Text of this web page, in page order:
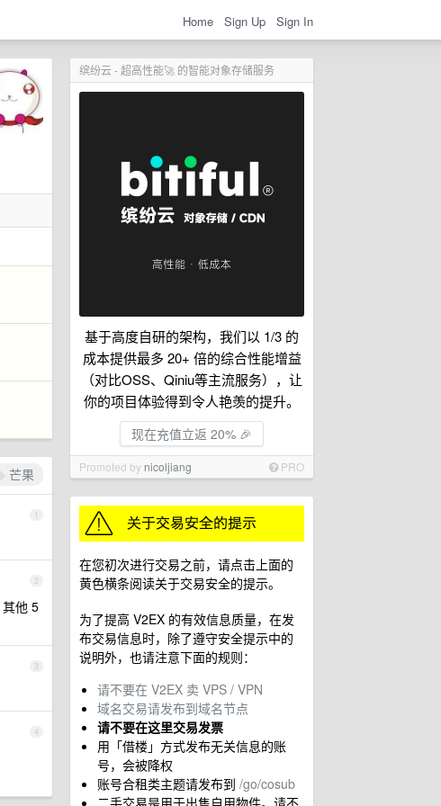
Home Sign Up Sign In
缤纷云 - 超高性能🚀 的智能对象存储服务
基于高度自研的架构，我们以 1/3 的
成本提供最多 20+ 倍的综合性能增益
（对比OSS、Qiniu等主流服务），让
你的项目体验得到令人艳羡的提升。
现在充值立返 20% 🎉
Promoted by nicoljiang PRO
在您初次进行交易之前，请点击上面的
黄色横条阅读关于交易安全的提示。
为了提高 V2EX 的有效信息质量，在发
布交易信息时，除了遵守安全提示中的
说明外，也请注意下面的规则：
请不要在 V2EX 卖 VPS / VPN
域名交易请发布到域名节点
请不要在这里交易发票
用「借楼」方式发布无关信息的账
号，会被降权
账号合租类主题请发布到 /go/cosub
二手交易是用于出售自用物件。请不
芒果
1
2
他 5
3
4